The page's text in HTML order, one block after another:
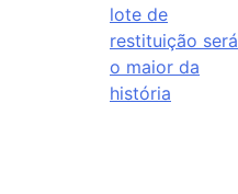
lote de
restituição será
o maior da
história